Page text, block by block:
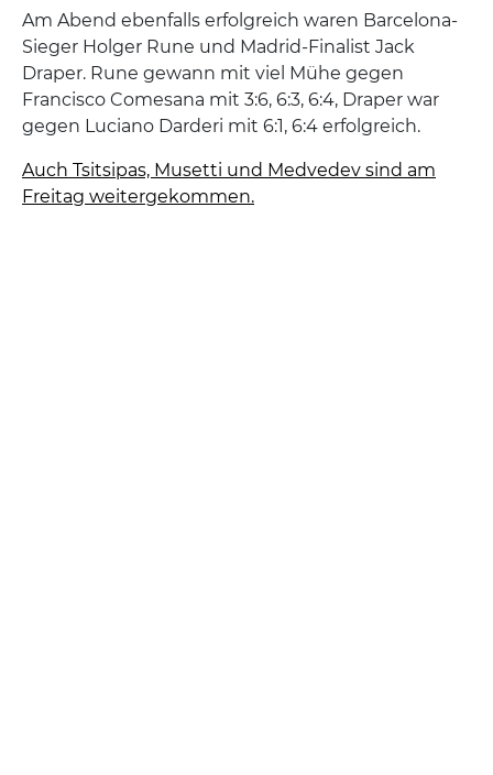
Am Abend ebenfalls erfolgreich waren Barcelona-
Sieger Holger Rune und Madrid-Finalist Jack
Draper. Rune gewann mit viel Mühe gegen
Francisco Comesana mit 3:6, 6:3, 6:4, Draper war
gegen Luciano Darderi mit 6:1, 6:4 erfolgreich.
Auch Tsitsipas, Musetti und Medvedev sind am
Freitag weitergekommen.